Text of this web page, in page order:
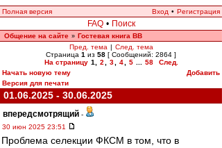
Полная версия Вход • Регистрация
FAQ • Поиск
Общение на сайте » Гостевая книга ВВ
Пред. тема | След. тема
Страница 1 из 58 [ Сообщений: 2864 ]
На страницу 1 2 3 4 5 58
След.
Начать новую тему
Добавить
Версия для печати
01.06.2025 - 30.06.2025
впередсмотрящий -
30 июн 2025 23:51
Проблема селекции ФКСМ в том, что в